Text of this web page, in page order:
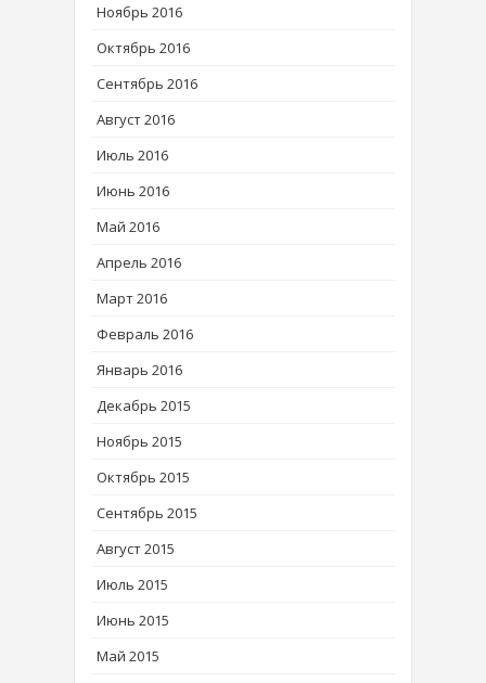
Ноябрь 2016
Октябрь 2016
Сентябрь 2016
Август 2016
Июль 2016
Июнь 2016
Май 2016
Апрель 2016
Март 2016
Февраль 2016
Январь 2016
Декабрь 2015
Ноябрь 2015
Октябрь 2015
Сентябрь 2015
Август 2015
Июль 2015
Июнь 2015
Май 2015